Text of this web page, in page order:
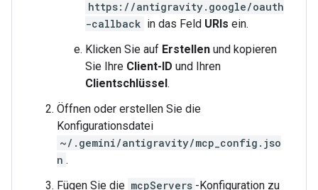
https://antigravity.google/oauth
-callback in das Feld URIs ein.
Klicken Sie auf Erstellen und kopieren
Sie Ihre Client-ID und Ihren
Clientschlüssel.
Öffnen oder erstellen Sie die
Konfigurationsdatei
~/.gemini/antigravity/mcp_config.jso
n .
Fügen Sie die mcpServers -Konfiguration zu